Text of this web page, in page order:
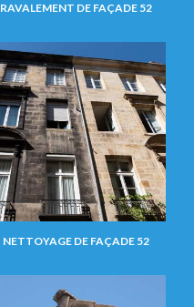
RAVALEMENT DE FAÇADE 52
NETTOYAGE DE FAÇADE 52